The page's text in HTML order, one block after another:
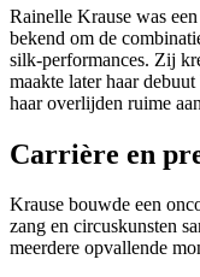
Rainelle Krause was
bekend om de
silk-performances. Zij
maakte later haar
haar overlijden ruime
Carrière en
Krause bouwde een
zang en circuskunsten
meerdere opvallende